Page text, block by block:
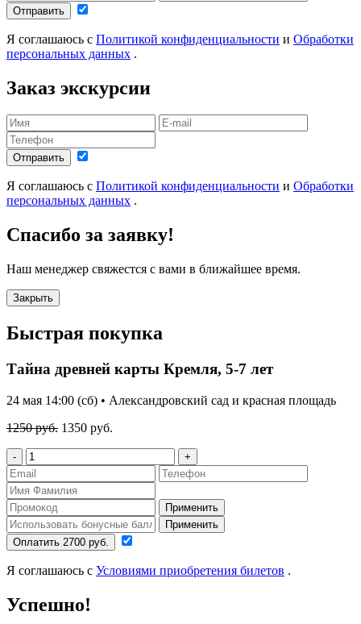
Отправить
Я соглашаюсь с Политикой конфиденциальности и Обработки
персональных данных .
Заказ экскурсии
Отправить
Я соглашаюсь с Политикой конфиденциальности и Обработки
персональных данных .
Спасибо за заявку!
Наш менеджер свяжестся с вами в ближайшее время.
Закрыть
Быстрая покупка
Тайна древней карты Кремля, 5-7 лет
24 мая 14:00 (сб) • Александровский сад и красная площадь
1250 руб. 1350 руб.
- +
Применить
Применить
Оплатить 2700 руб.
Я соглашаюсь с Условиями приобретения билетов .
Успешно!